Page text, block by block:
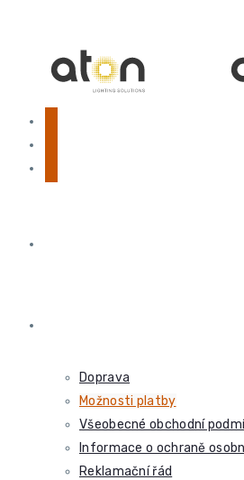
Doprava
Možnosti platby
Všeobecné obchodní
Informace o ochraně
Reklamační řád